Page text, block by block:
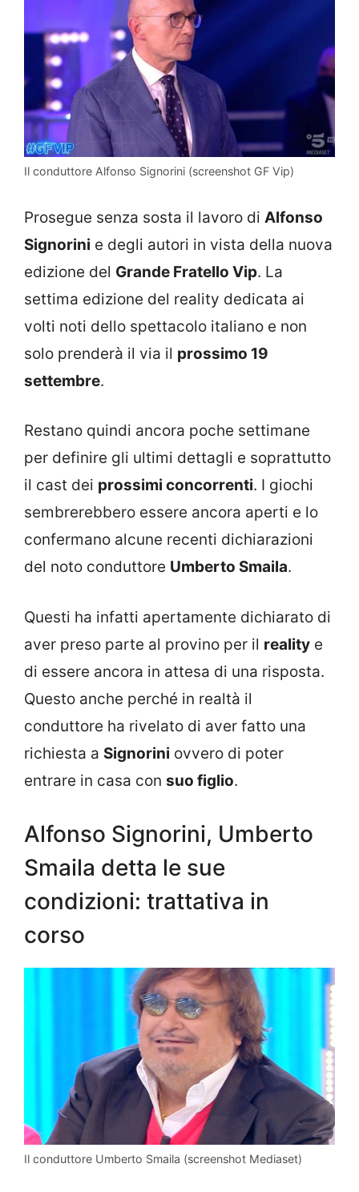
Il conduttore Alfonso Signorini (screenshot GF Vip)
Prosegue senza sosta il lavoro di Alfonso
Signorini e degli autori in vista della nuova
edizione del Grande Fratello Vip. La
settima edizione del reality dedicata ai
volti noti dello spettacolo italiano e non
solo prenderà il via il prossimo 19
settembre.
Restano quindi ancora poche settimane
per definire gli ultimi dettagli e soprattutto
il cast dei prossimi concorrenti. I giochi
sembrerebbero essere ancora aperti e lo
confermano alcune recenti dichiarazioni
del noto conduttore Umberto Smaila.
Questi ha infatti apertamente dichiarato di
aver preso parte al provino per il reality e
di essere ancora in attesa di una risposta.
Questo anche perché in realtà il
conduttore ha rivelato di aver fatto una
richiesta a Signorini ovvero di poter
entrare in casa con suo figlio.
Alfonso Signorini, Umberto
Smaila detta le sue
condizioni: trattativa in
corso
Il conduttore Umberto Smaila (screenshot Mediaset)